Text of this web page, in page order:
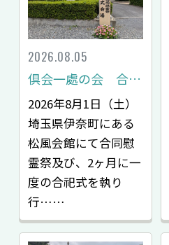
2026.08.05
倶会一處の会 合同慰霊祭・合祀式レポート
2026年8月1日（土）
埼玉県伊奈町にある
松風会館にて合同慰
霊祭及び、2ヶ月に一
度の合祀式を執り
行……